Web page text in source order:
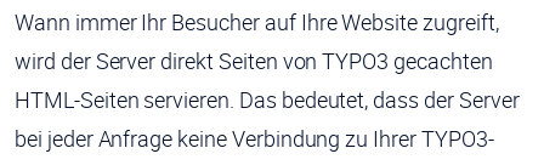
Wann immer Ihr Besucher auf Ihre Website zugreift,
wird der Server direkt Seiten von TYPO3 gecachten
HTML-Seiten servieren. Das bedeutet, dass der Server
bei jeder Anfrage keine Verbindung zu Ihrer TYPO3-